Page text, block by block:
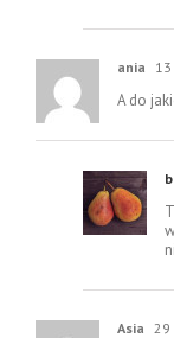
ania
A do
Asia 29